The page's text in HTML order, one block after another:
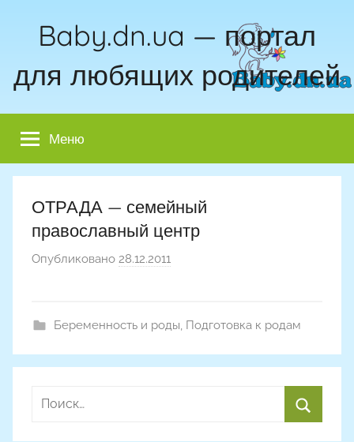
Baby.dn.ua — портал
для любящих родителей
Меню
ОТРАДА — семейный
православный центр
Опубликовано 28.12.2011
о
Беременность и роды Подготовка к родам
Найти: